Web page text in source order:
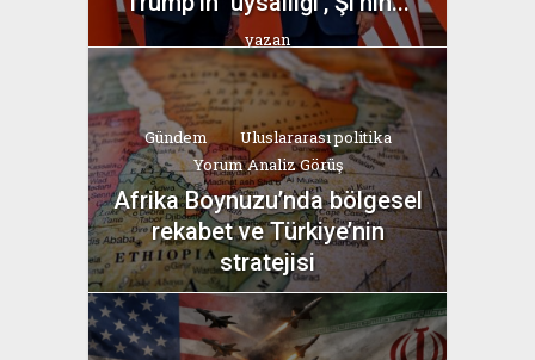
yazan
Bahri Ak
Gündem
Uluslararası politika
Yorum Analiz Görüş
Afrika Boynuzu’nda bölgesel
rekabet ve Türkiye’nin
stratejisi
yazan
Bahri Ak